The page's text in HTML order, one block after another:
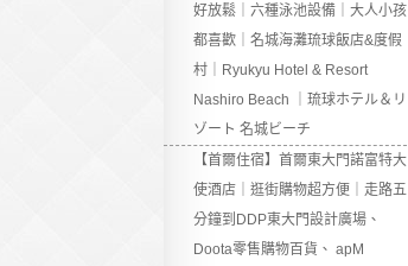
好放鬆｜六種泳池設備｜大人小孩
都喜歡｜名城海灘琉球飯店&度假
村｜Ryukyu Hotel & Resort
Nashiro Beach ｜琉球ホテル＆リ
ゾート 名城ビーチ
【首爾住宿】首爾東大門諾富特大
使酒店｜逛街購物超方便｜走路五
分鐘到DDP東大門設計廣場、
Doota零售購物百貨、 apM